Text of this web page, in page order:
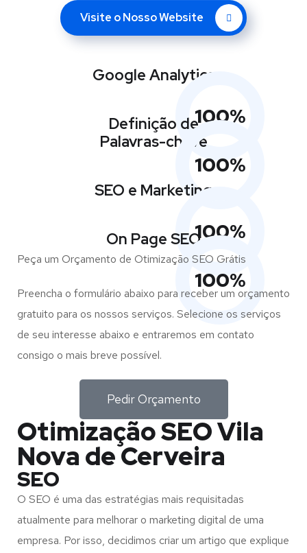
Visite o Nosso Website
100%
Google Analytics
100%
Definição de
Palavras-chave
100%
SEO e Marketing
100%
On Page SEO
Peça um Orçamento de Otimização SEO Grátis
Preencha o formulário abaixo para receber um orçamento
gratuito para os nossos serviços. Selecione os serviços
de seu interesse abaixo e entraremos em contato
consigo o mais breve possível.
Pedir Orçamento
Otimização SEO Vila
Nova de Cerveira
SEO
O SEO é uma das estratégias mais requisitadas
atualmente para melhorar o marketing digital de uma
empresa. Por isso, decidimos criar um artigo que explique